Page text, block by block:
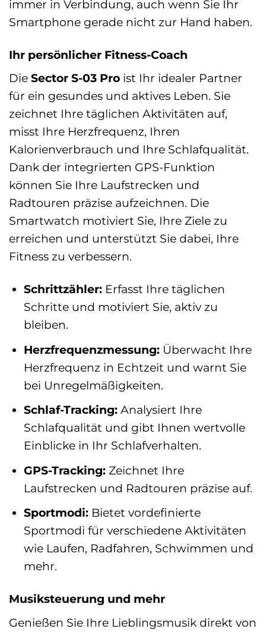
immer in Verbindung, auch wenn Sie Ihr
Smartphone gerade nicht zur Hand haben.
Ihr persönlicher Fitness-Coach
Die Sector S-03 Pro ist Ihr idealer Partner
für ein gesundes und aktives Leben. Sie
zeichnet Ihre täglichen Aktivitäten auf,
misst Ihre Herzfrequenz, Ihren
Kalorienverbrauch und Ihre Schlafqualität.
Dank der integrierten GPS-Funktion
können Sie Ihre Laufstrecken und
Radtouren präzise aufzeichnen. Die
Smartwatch motiviert Sie, Ihre Ziele zu
erreichen und unterstützt Sie dabei, Ihre
Fitness zu verbessern.
Schrittzähler:Erfasst Ihre täglichen
Schritte und motiviert Sie, aktiv zu
bleiben.
Herzfrequenzmessung:Überwacht Ihre
Herzfrequenz in Echtzeit und warnt Sie
bei Unregelmäßigkeiten.
Schlaf-Tracking:Analysiert Ihre
Schlafqualität und gibt Ihnen wertvolle
Einblicke in Ihr Schlafverhalten.
GPS-Tracking:Zeichnet Ihre
Laufstrecken und Radtouren präzise auf.
Sportmodi:Bietet vordefinierte
Sportmodi für verschiedene Aktivitäten
wie Laufen, Radfahren, Schwimmen und
mehr.
Musiksteuerung und mehr
Genießen Sie Ihre Lieblingsmusik direkt von